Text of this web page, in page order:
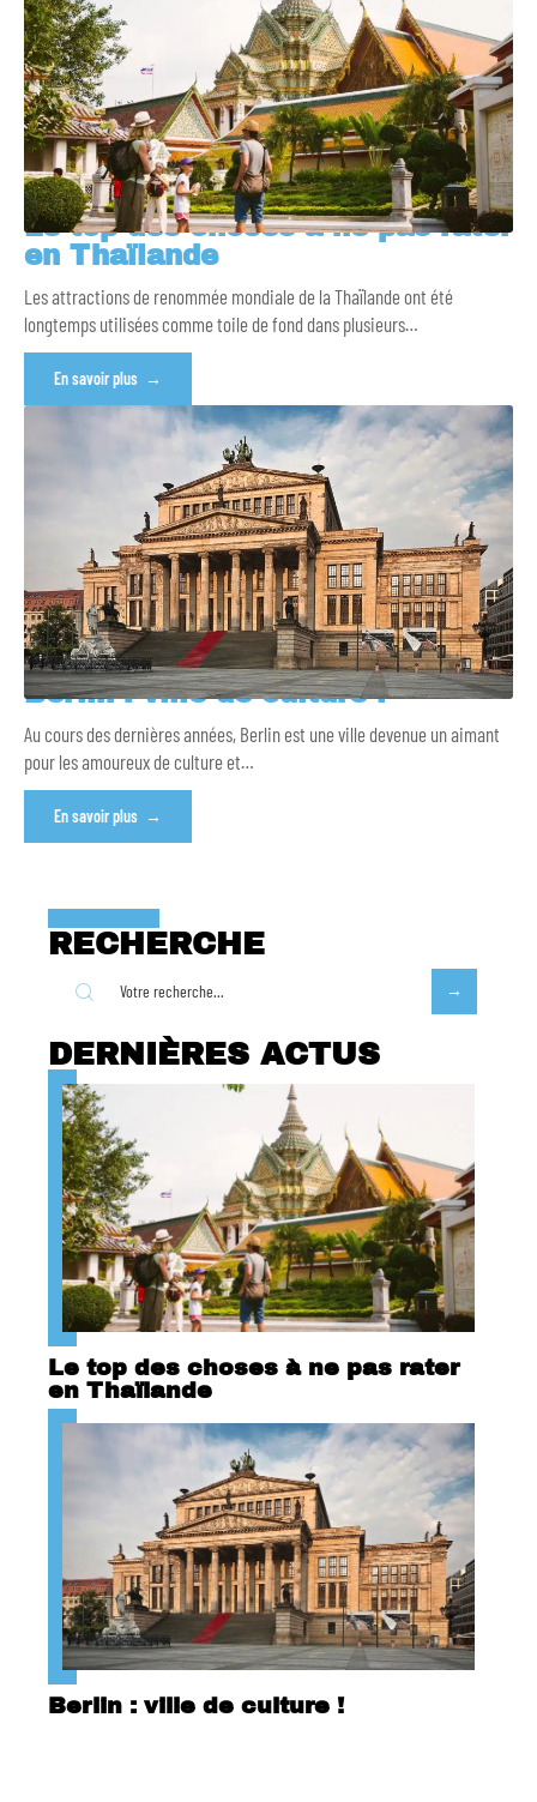
Le top des choses à ne pas rater
en Thaïlande
Les attractions de renommée mondiale de la Thaïlande ont été
longtemps utilisées comme toile de fond dans plusieurs…
En savoir plus
Berlin : ville de culture !
Au cours des dernières années, Berlin est une ville devenue un aimant
pour les amoureux de culture et…
En savoir plus
RECHERCHE
DERNIÈRES ACTUS
Le top des choses à ne pas rater
en Thaïlande
Berlin : ville de culture !